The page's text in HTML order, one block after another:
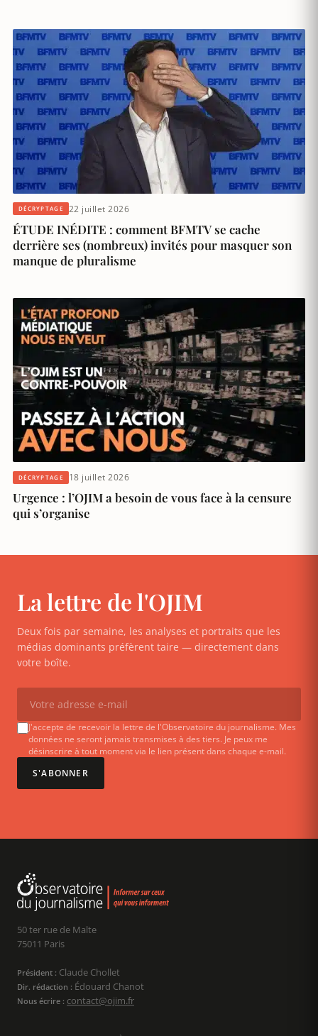
DÉCRYPTAGE 22 juillet 2026
ÉTUDE INÉDITE : comment BFMTV se cache
derrière ses (nombreux) invités pour masquer son
manque de pluralisme
DÉCRYPTAGE 18 juillet 2026
Urgence : l’OJIM a besoin de vous face à la censure
qui s’organise
La lettre de l'OJIM
Deux fois par semaine, les analyses et portraits que les
médias dominants préfèrent taire — directement dans
votre boîte.
J'accepte de recevoir la lettre de l'Observatoire du journalisme. Mes
données ne seront jamais transmises à des tiers. Je peux me
désinscrire à tout moment via le lien présent dans chaque e-mail.
S'ABONNER
50 ter rue de Malte
75011 Paris
Président : Claude Chollet
Dir. rédaction : Édouard Chanot
Nous écrire : contact@ojim.fr